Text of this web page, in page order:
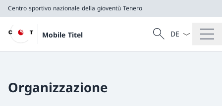
Centro sportivo nazionale della gioventù Tenero
Mobile Titel
Cercare
Ricerca
Dal menu a
Organizzazione